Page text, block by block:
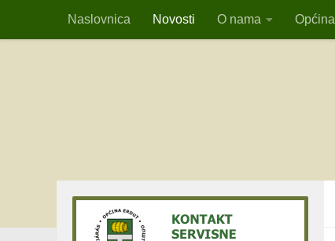
Skip to content
Naslovnica Novosti O nama Općina